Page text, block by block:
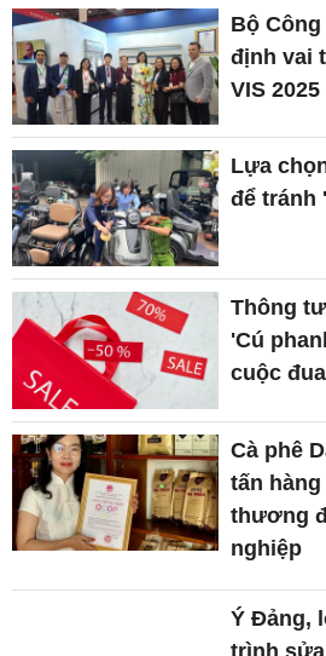
Bộ
định vai
VIS 2025
Lựa
để tránh
Thông tư
'Cú
cuộc
Cà phê
tấn
thương
nghiệp
Ý Đảng,
trình